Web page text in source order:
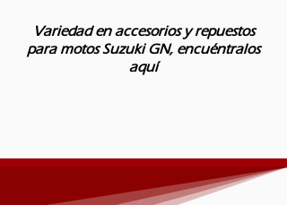
Variedad en accesorios y repuestos
para motos Suzuki GN, encuéntralos
aquí